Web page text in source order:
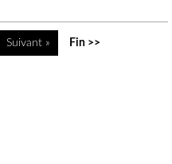
Suivant » Fin >>